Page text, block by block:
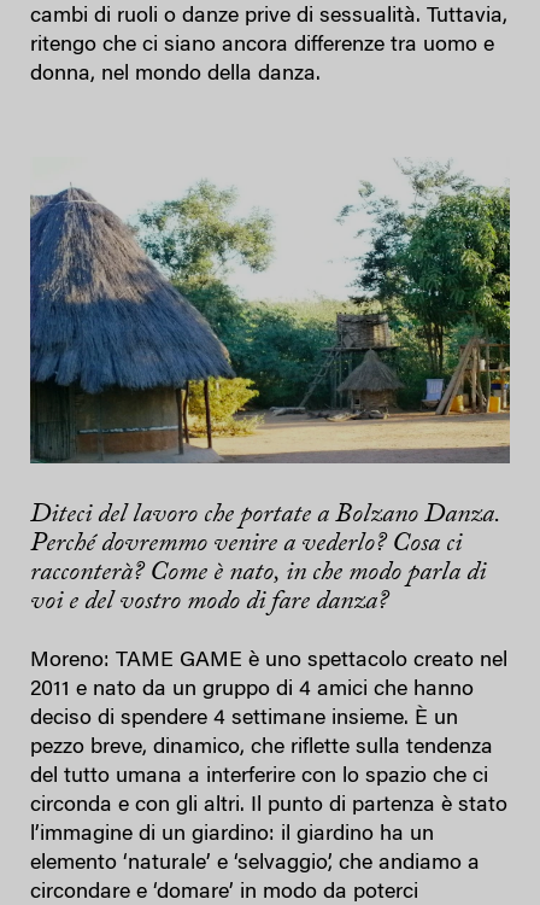
cambi di ruoli o danze prive di sessualità. Tuttavia,
ritengo che ci siano ancora differenze tra uomo e
donna, nel mondo della danza.
Diteci del lavoro che portate a Bolzano Danza.
Perché dovremmo venire a vederlo? Cosa ci
racconterà? Come è nato, in che modo parla di
voi e del vostro modo di fare danza?
Moreno: TAME GAME è uno spettacolo creato nel
2011 e nato da un gruppo di 4 amici che hanno
deciso di spendere 4 settimane insieme. È un
pezzo breve, dinamico, che riflette sulla tendenza
del tutto umana a interferire con lo spazio che ci
circonda e con gli altri. Il punto di partenza è stato
l’immagine di un giardino: il giardino ha un
elemento ‘naturale’ e ‘selvaggio’, che andiamo a
circondare e ‘domare’ in modo da poterci